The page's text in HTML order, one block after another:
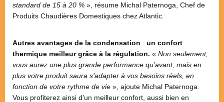
standard de 15 à 20 % », résume Michal Paternoga, Chef de
Produits Chaudières Domestiques chez Atlantic.
Autres avantages de la condensation : un confort
thermique meilleur grâce à la régulation. « Non seulement,
vous aurez une plus grande performance qu’avant, mais en
plus votre produit saura s’adapter à vos besoins réels, en
fonction de votre rythme de vie », ajoute Michal Paternoga.
Vous profiterez ainsi d’un meilleur confort, aussi bien en